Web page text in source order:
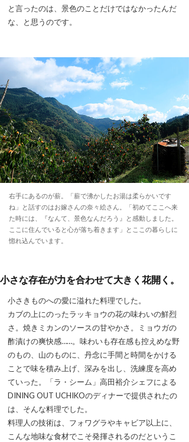
と言ったのは、景色のことだけではなかったんだ
な、と思うのです。
右手にあるのが薪。「薪で沸かしたお湯は柔らかいです
ね」と話すのはお嫁さんの奈々絵さん。「初めてここへ来
た時には、『なんて、景色なんだろう』と感動しました。
ここに住んでいると心が落ち着きます」とここの暮らしに
惚れ込んでいます。
小さな存在が力を合わせて大きく花開く。
小さきものへの愛に溢れた料理でした。
カブの上にのったラッキョウの花の味わいの鮮烈
さ。焼きミカンのソースの甘やかさ。ミョウガの
酢漬けの爽快感……。味わいも存在感も控えめな野
のもの、山のものに、丹念に手間と時間をかける
ことで味を積み上げ、深みを出し、洗練度を高め
ていった。「ラ・シーム」高田裕介シェフによる
DINING OUT UCHIKOのディナーで提供されたの
は、そんな料理でした。
料理人の技術は、フォワグラやキャビア以上に、
こんな地味な食材でこそ発揮されるのだというこ